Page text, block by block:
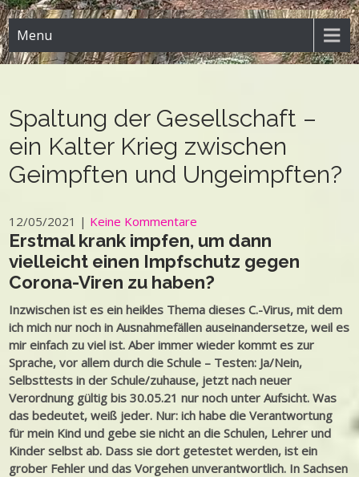
Menu
Spaltung der Gesellschaft –
ein Kalter Krieg zwischen
Geimpften und Ungeimpften?
12/05/2021 | Keine Kommentare
Erstmal krank impfen, um dann
vielleicht einen Impfschutz gegen
Corona-Viren zu haben?
Inzwischen ist es ein heikles Thema dieses C.-Virus, mit dem
ich mich nur noch in Ausnahmefällen auseinandersetze, weil es
mir einfach zu viel ist. Aber immer wieder kommt es zur
Sprache, vor allem durch die Schule – Testen: Ja/Nein,
Selbsttests in der Schule/zuhause, jetzt nach neuer
Verordnung gültig bis 30.05.21 nur noch unter Aufsicht. Was
das bedeutet, weiß jeder. Nur: ich habe die Verantwortung
für mein Kind und gebe sie nicht an die Schulen, Lehrer und
Kinder selbst ab. Dass sie dort getestet werden, ist ein
grober Fehler und das Vorgehen unverantwortlich. In Sachsen